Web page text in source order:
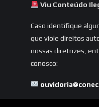
Viu Conteúdo
Caso identifique
que viole direitos
nossas diretrizes,
conosco: